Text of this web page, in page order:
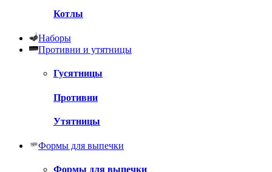
Котлы
Наборы
Противни и утятницы
Гусятницы
Противни
Утятницы
Формы для выпечки
Формы для выпечки